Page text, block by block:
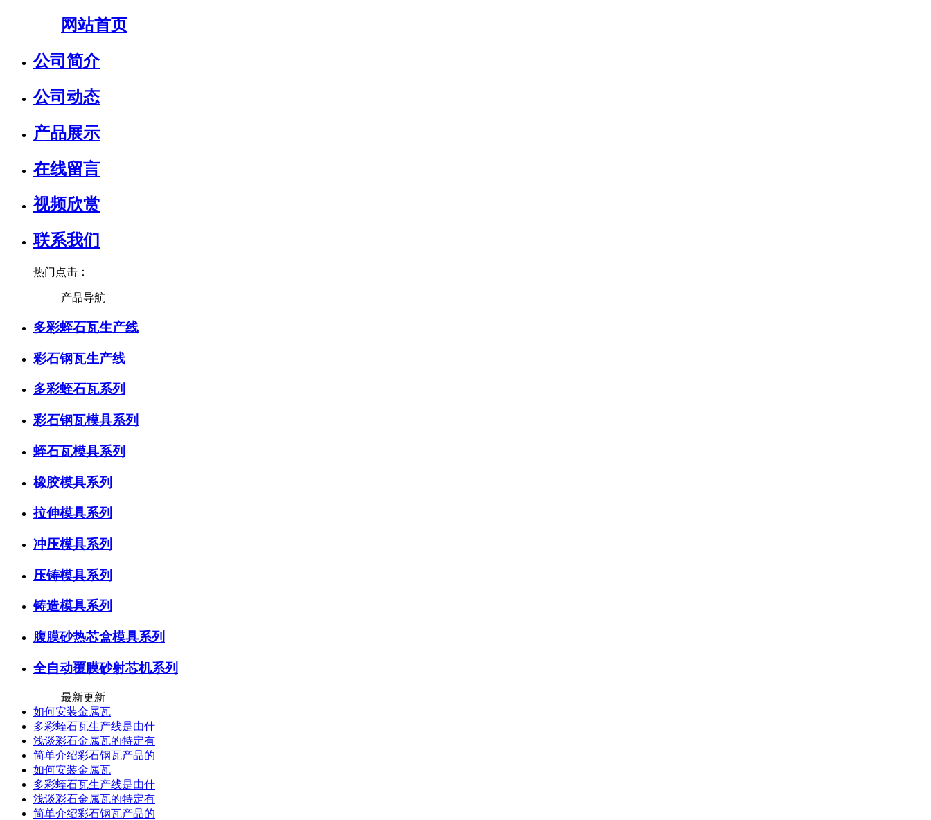
网站首页
公司简介
公司动态
产品展示
在线留言
视频欣赏
联系我们
热门点击：
产品导航
多彩蛭石瓦生产线
彩石钢瓦生产线
多彩蛭石瓦系列
彩石钢瓦模具系列
蛭石瓦模具系列
橡胶模具系列
拉伸模具系列
冲压模具系列
压铸模具系列
铸造模具系列
腹膜砂热芯盒模具系列
全自动覆膜砂射芯机系列
最新更新
如何安装金属瓦
多彩蛭石瓦生产线是由什
浅谈彩石金属瓦的特定有
简单介绍彩石钢瓦产品的
如何安装金属瓦
多彩蛭石瓦生产线是由什
浅谈彩石金属瓦的特定有
简单介绍彩石钢瓦产品的